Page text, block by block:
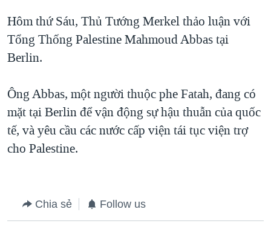
NGƯ DÂN VIỆT VÀ LÀN SÓNG TRỘM HẢI SÂM
BÊN KIA QUỐC LỘ: TIẾNG VỌNG TỪ NÔNG THÔN MỸ
QUAN HỆ VIỆT MỸ
Hôm thứ Sáu, Thủ Tướng Merkel thảo luận với
Tổng Thống Palestine Mahmoud Abbas tại
Berlin.
Ông Abbas, một người thuộc phe Fatah, đang có
mặt tại Berlin để vận động sự hậu thuẫn của quốc
tế, và yêu cầu các nước cấp viện tái tục viện trợ
cho Palestine.
Chia sẻ Follow us